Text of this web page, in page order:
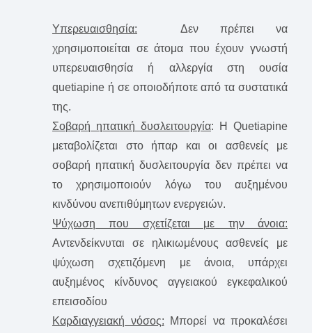
Υπερευαισθησία: Δεν πρέπει να
χρησιμοποιείται σε άτομα που έχουν γνωστή
υπερευαισθησία ή αλλεργία στη ουσία
quetiapine ή σε οποιοδήποτε από τα συστατικά
της.
Σοβαρή ηπατική δυσλειτουργία: H Quetiapine
μεταβολίζεται στο ήπαρ και οι ασθενείς με
σοβαρή ηπατική δυσλειτουργία δεν πρέπει να
το χρησιμοποιούν λόγω του αυξημένου
κινδύνου ανεπιθύμητων ενεργειών.
Ψύχωση που σχετίζεται με την άνοια:
Αντενδείκνυται σε ηλικιωμένους ασθενείς με
ψύχωση σχετιζόμενη με άνοια, υπάρχει
αυξημένος κίνδυνος αγγειακού εγκεφαλικού
επεισοδίου
Καρδιαγγειακή νόσος: Mπορεί να προκαλέσει